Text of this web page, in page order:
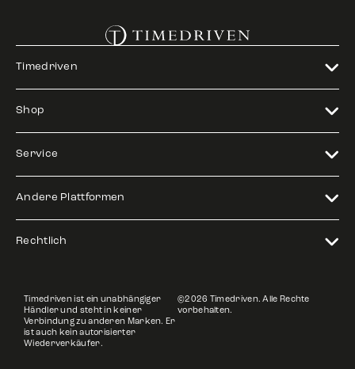
Timedriven
Shop
Service
Andere Plattformen
Rechtlich
Timedriven ist ein unabhängiger
Händler und steht in keiner
Verbindung zu anderen Marken. Er
ist auch kein autorisierter
Wiederverkäufer.
©2026 Timedriven. Alle Rechte
vorbehalten.